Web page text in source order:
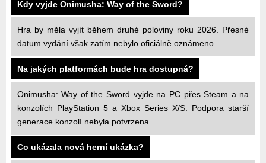
Kdy vyjde Onimusha: Way of the Sword?
Hra by měla vyjít během druhé poloviny roku 2026. Přesné
datum vydání však zatím nebylo oficiálně oznámeno.
Na jakých platformách bude hra dostupná?
Onimusha: Way of the Sword vyjde na PC přes Steam a na
konzolích PlayStation 5 a Xbox Series X/S. Podpora starší
generace konzolí nebyla potvrzena.
Co ukázala nová herní ukázka?